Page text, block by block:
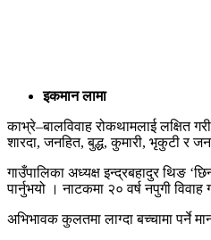
इकमान लामा
काभ्रे–बालविवाह रोकथामलाई लक्षित
शारदा, जनहित, बुद्ध, कुमारी, भृकुटी र
गाउँपालिका अध्यक्ष इन्द्रबहादुर थिङ
पार्नुभयो । नाटकमा २० वर्ष नपुगी
अभिभावक कुलतमा लाग्दा बच्चामा पर्ने